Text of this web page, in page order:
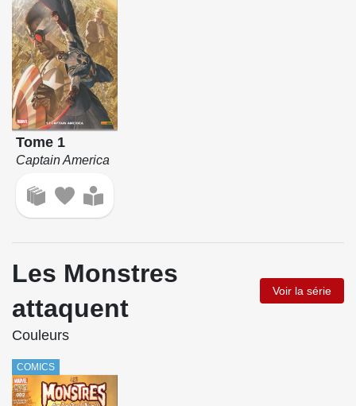
Tome 1
Captain America
Les Monstres
attaquent
Voir la série
Couleurs
COMICS